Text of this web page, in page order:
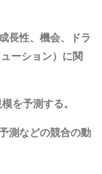
長性、機会、ドラ
ーション）に関
を予測する。
測などの競合の動